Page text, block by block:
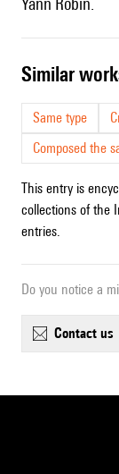
similar
Same type
Composed the
This entry is
collections of the
entries.
Do you notice a
contact us